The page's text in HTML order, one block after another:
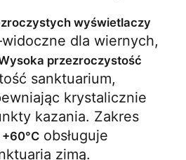
wyświetlaczy
dla wiernych,
przezroczystość
sanktuarium,
krystalicznie
kazania. Zakres
obsługuje
zimą.